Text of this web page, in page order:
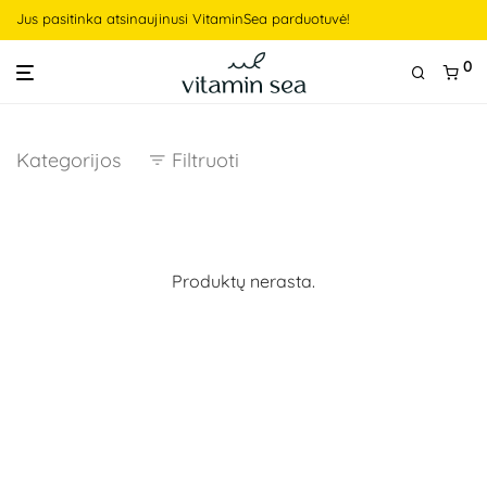
Jus pasitinka atsinaujinusi VitaminSea parduotuvė!
0
Kategorijos Filtruoti
Produktų nerasta.